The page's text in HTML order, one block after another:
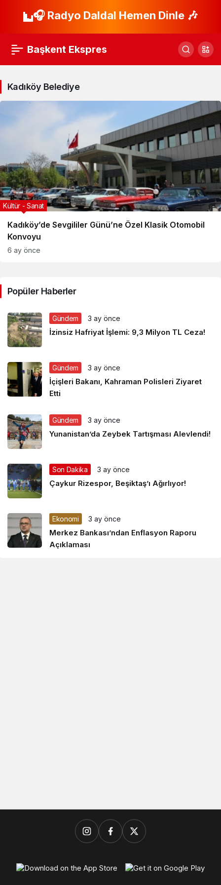
🎧 Radyo Daldal Hemen Dinle 🎶
Başkent Ekspres
Kadıköy Belediye
Kadıköy’de Sevgililer Günü’ne Özel Klasik Otomobil
Konvoyu
Kültür - Sanat
6 ay önce
Popüler Haberler
Gündem 3 ay önce
İzinsiz Hafriyat İşlemi: 9,3 Milyon TL Ceza!
Gündem 3 ay önce
İçişleri Bakanı, Kahraman Polisleri Ziyaret
Etti
Gündem 3 ay önce
Yunanistan’da Zeybek Tartışması Alevlendi!
Son Dakika 3 ay önce
Çaykur Rizespor, Beşiktaş’ı Ağırlıyor!
Ekonomi 3 ay önce
Merkez Bankası’ndan Enflasyon Raporu
Açıklaması